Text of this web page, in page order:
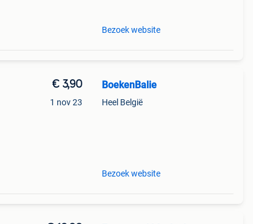
Bezoek website
€ 3,90
1 nov 23
BoekenBalie
Heel België
Bezoek website